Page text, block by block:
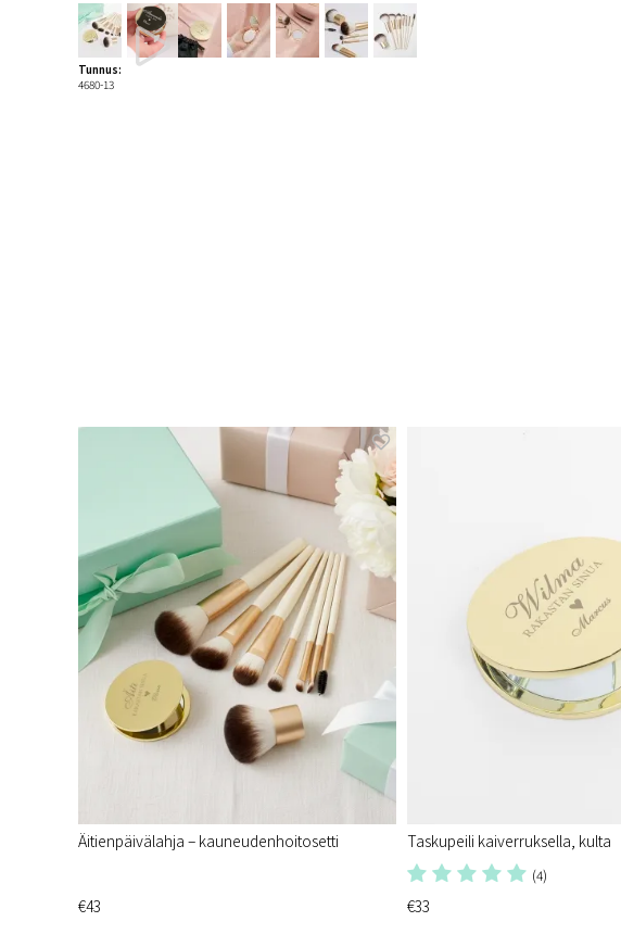
Tunnus:
4680-13
Äitienpäivälahja – kauneudenhoitosetti
€43
Taskupeili kaiverruksella, kulta
(4)
€33